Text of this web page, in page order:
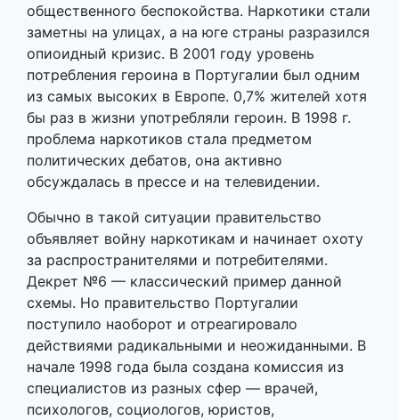
общественного беспокойства. Наркотики стали
заметны на улицах, а на юге страны разразился
опиоидный кризис. В 2001 году уровень
потребления героина в Португалии был одним
из самых высоких в Европе. 0,7% жителей хотя
бы раз в жизни употребляли героин. В 1998 г.
проблема наркотиков стала предметом
политических дебатов, она активно
обсуждалась в прессе и на телевидении.
Обычно в такой ситуации правительство
объявляет войну наркотикам и начинает охоту
за распространителями и потребителями.
Декрет №6 — классический пример данной
схемы. Но правительство Португалии
поступило наоборот и отреагировало
действиями радикальными и неожиданными. В
начале 1998 года была создана комиссия из
специалистов из разных сфер — врачей,
психологов, социологов, юристов,